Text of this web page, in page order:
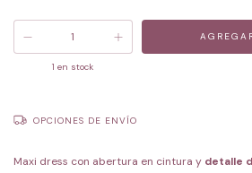
1 en stock
OPCIONES DE ENVÍO
Maxi dress con abertura en cintura y detalle